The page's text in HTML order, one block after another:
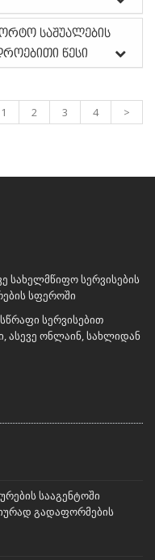
საშუალების
წესი
1 2 3 4 >
სახელმწიფო სერვისების
სფეროში
სერვისებით
ასევე ონლაინ, სახლიდან
სააგენტოში
გადაფორმების